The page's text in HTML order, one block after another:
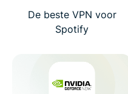
De beste VPN voor
Spotify